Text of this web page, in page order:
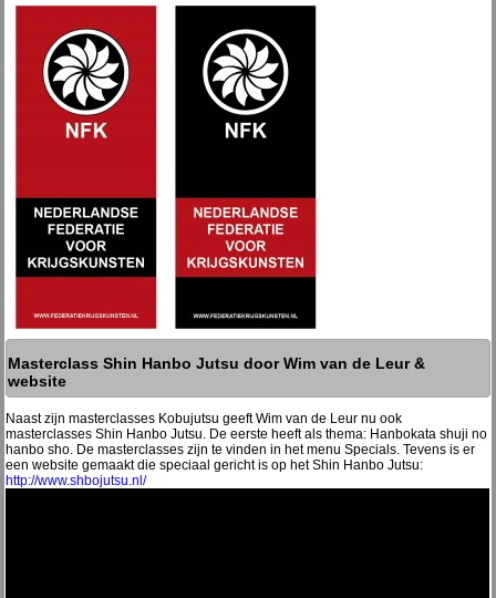
Masterclass Shin Hanbo Jutsu door Wim van de Leur &
website
Naast zijn masterclasses Kobujutsu geeft Wim van de Leur nu ook
masterclasses Shin Hanbo Jutsu. De eerste heeft als thema: Hanbokata shuji no
hanbo sho. De masterclasses zijn te vinden in het menu Specials. Tevens is er
een website gemaakt die speciaal gericht is op het Shin Hanbo Jutsu:
http://www.shbojutsu.nl/